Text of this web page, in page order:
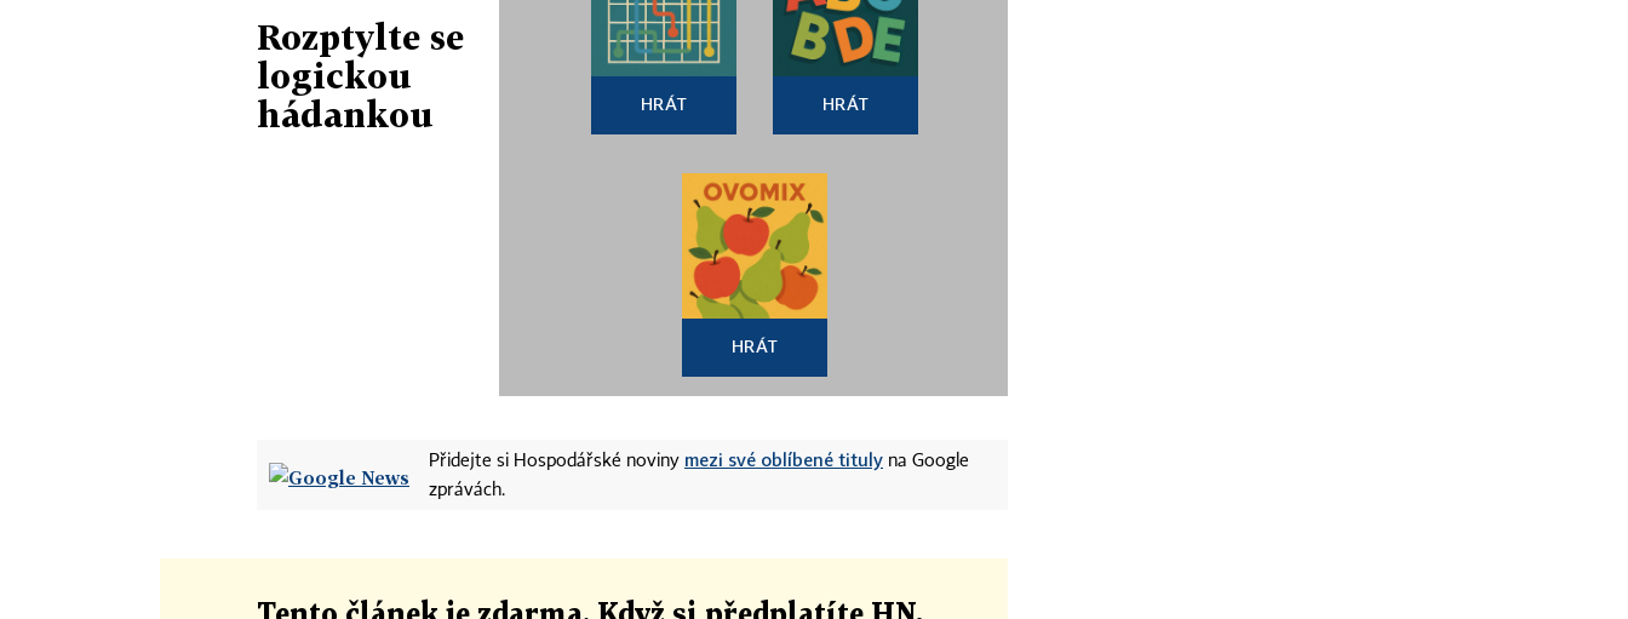
Rozptylte se
logickou
hádankou
HRÁT HRÁT
HRÁT
Přidejte si Hospodářské noviny mezi své oblíbené tituly na Google
zprávách.